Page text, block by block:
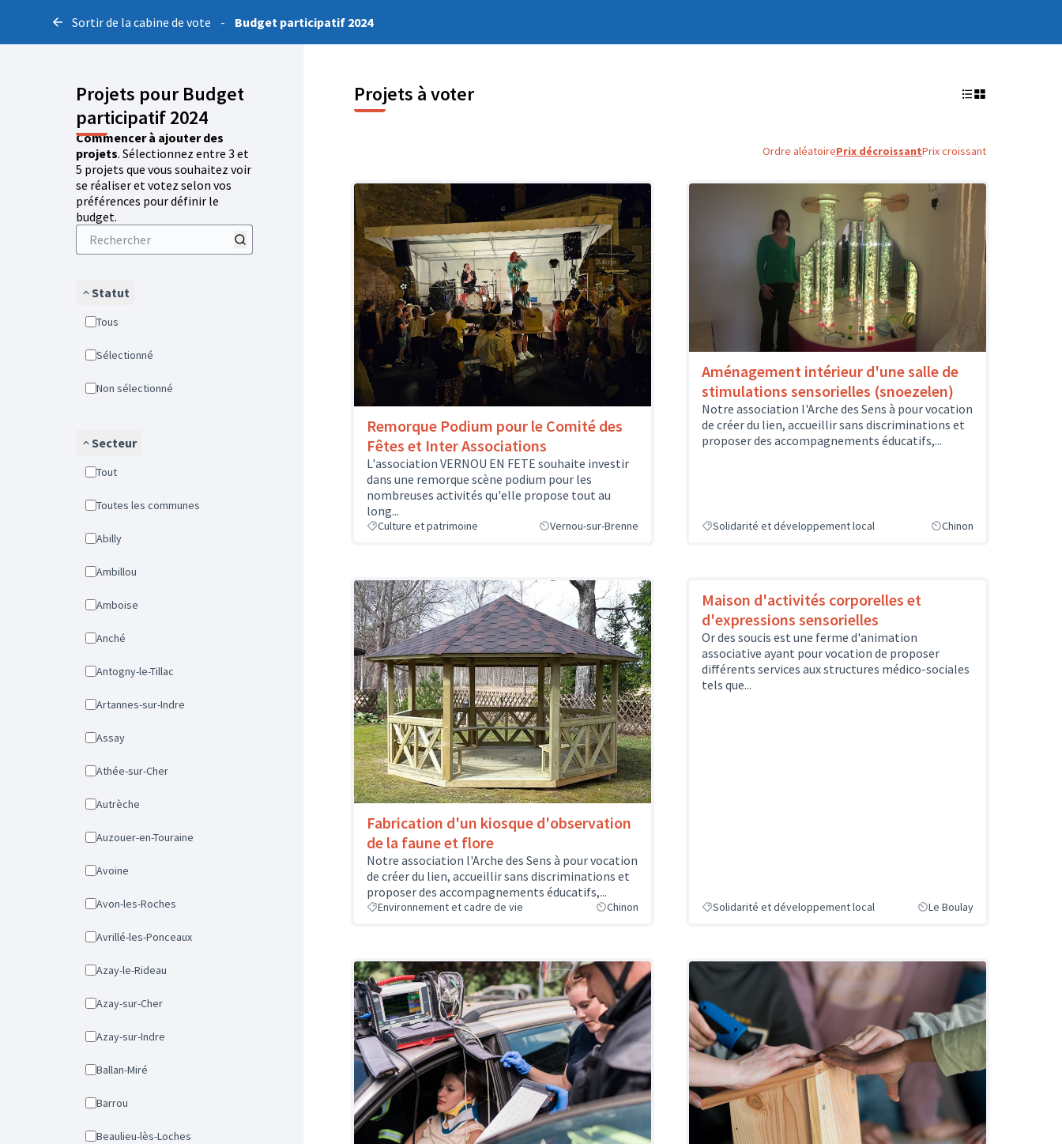
Sortir de la cabine de vote - Budget participatif 2024
Projets pour Budget
participatif 2024
Commencer à ajouter des
projets. Sélectionnez entre 3 et
5 projets que vous souhaitez voir
se réaliser et votez selon vos
préférences pour définir le
budget.
Statut
Tous
Sélectionné
Non sélectionné
Secteur
Tout
Toutes les communes
Abilly
Ambillou
Amboise
Anché
Antogny-le-Tillac
Artannes-sur-Indre
Assay
Athée-sur-Cher
Autrèche
Auzouer-en-Touraine
Avoine
Avon-les-Roches
Avrillé-les-Ponceaux
Azay-le-Rideau
Azay-sur-Cher
Azay-sur-Indre
Ballan-Miré
Barrou
Beaulieu-lès-Loches
Projets à voter
Ordre aléatoirePrix décroissantPrix croissant
Remorque Podium pour le Comité des
Fêtes et Inter Associations
L'association VERNOU EN FETE souhaite investir
dans une remorque scène podium pour les
nombreuses activités qu'elle propose tout au
long...
Culture et patrimoine Vernou-sur-Brenne
Aménagement intérieur d'une salle de
stimulations sensorielles (snoezelen)
Notre association l'Arche des Sens à pour vocation
de créer du lien, accueillir sans discriminations et
proposer des accompagnements éducatifs,...
Solidarité et développement local Chinon
Fabrication d'un kiosque d'observation
de la faune et flore
Notre association l'Arche des Sens à pour vocation
de créer du lien, accueillir sans discriminations et
proposer des accompagnements éducatifs,...
Environnement et cadre de vie Chinon
Maison d'activités corporelles et
d'expressions sensorielles
Or des soucis est une ferme d'animation
associative ayant pour vocation de proposer
différents services aux structures médico-sociales
tels que...
Solidarité et développement local Le Boulay